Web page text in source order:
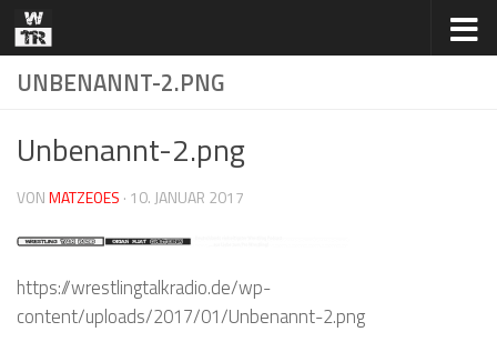
Zum Inhalt springen
UNBENANNT-2.PNG
Unbenannt-2.png
VONMATZEOES · 10. JANUAR 2017
https://wrestlingtalkradio.de/wp-
content/uploads/2017/01/Unbenannt-2.png